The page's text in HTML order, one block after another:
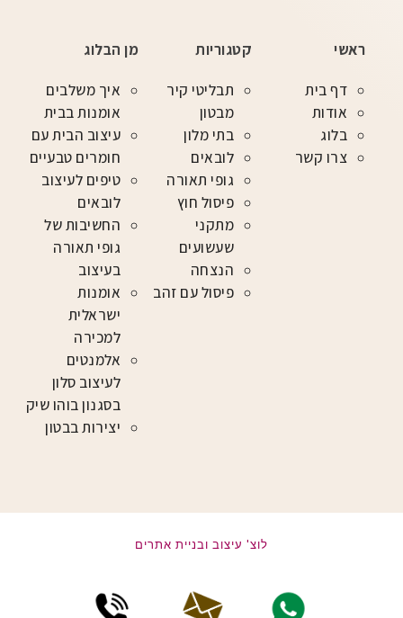
ראשי
דף בית
אודות
בלוג
צרו קשר
קטגוריות
תבליטי קיר
מבטון
בתי מלון
לובאים
גופי תאורה
פיסול חוץ
מתקני
שעשועים
הנצחה
פיסול עם זהב
מן הבלוג
איך משלבים
אומנות בבית
עיצוב הבית עם
חומרים טבעיים
טיפים לעיצוב
לובאים
החשיבות של
גופי תאורה
בעיצוב
אומנות
ישראלית
למכירה
אלמנטים
לעיצוב סלון
בסגנון בוהו שיק
יצירות בבטון
לוצ' עיצוב ובניית אתרים